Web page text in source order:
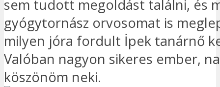
sem tudott megoldást találni, és
gyógytornász orvosomat is
milyen jóra fordult İpek tanárnő
Valóban nagyon sikeres ember,
köszönöm neki.